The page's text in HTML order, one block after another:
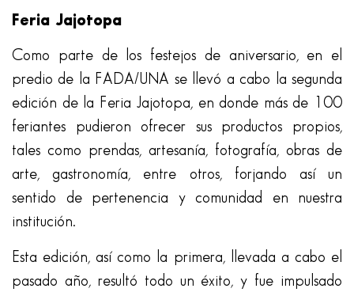
Feria Jajotopa
Como parte de los festejos de aniversario, en el
predio de la FADA/UNA se llevó a cabo la segunda
edición de la Feria Jajotopa, en donde más de 100
feriantes pudieron ofrecer sus productos propios,
tales como prendas, artesanía, fotografía, obras de
arte, gastronomía, entre otros, forjando así un
sentido de pertenencia y comunidad en nuestra
institución.
Esta edición, así como la primera, llevada a cabo el
pasado año, resultó todo un éxito, y fue impulsado